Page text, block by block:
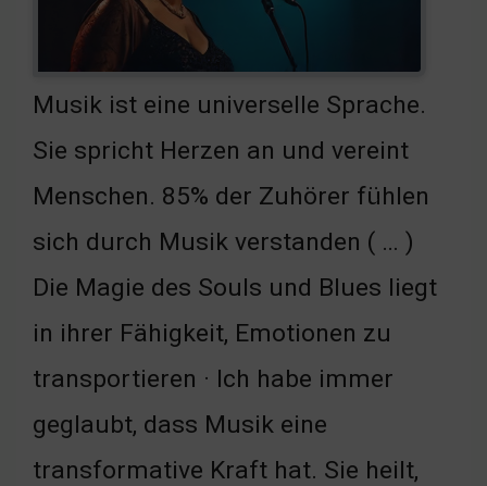
Musik ist eine universelle Sprache.
Sie spricht Herzen an und vereint
Menschen. 85% der Zuhörer fühlen
sich durch Musik verstanden ( … )
Die Magie des Souls und Blues liegt
in ihrer Fähigkeit, Emotionen zu
transportieren · Ich habe immer
geglaubt, dass Musik eine
transformative Kraft hat. Sie heilt,